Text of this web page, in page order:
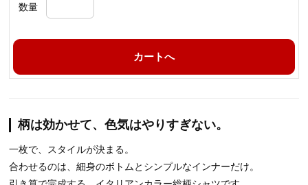
数量
カートへ
柄は効かせて、色気はやりすぎない。
一枚で、スタイルが決まる。
合わせるのは、細身のボトムとシンプルなインナーだけ。